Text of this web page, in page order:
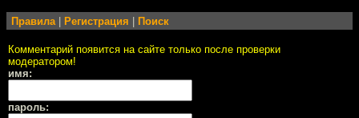
Правила | Регистрация | Поиск
Комментарий появится на сайте только после проверки
модератором!
имя:
пароль: